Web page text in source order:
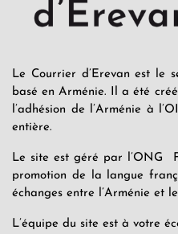
Le Courrier d’Erevan est le
basé en Arménie. Il a été
l’adhésion de l’Arménie à
entière.
Le site est géré par l’ONG
promotion de la langue
échanges entre l’Arménie et
L’équipe du site est à votre